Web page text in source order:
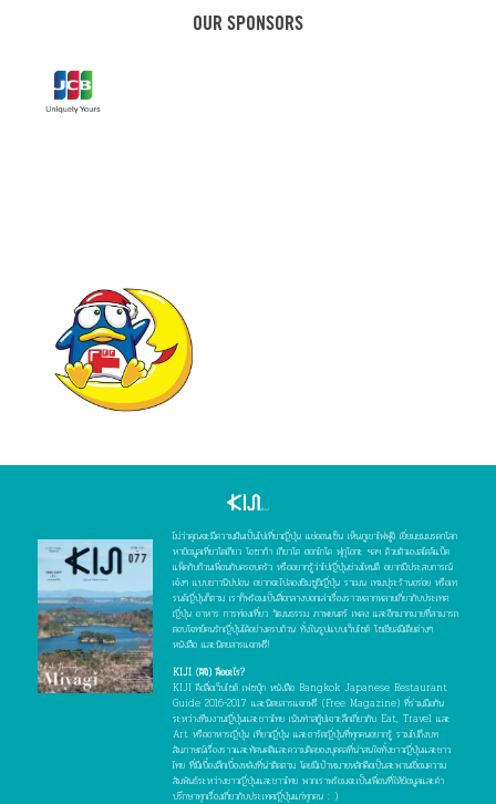
ชิซูโอกะ กรุงโตเกียว
OUR SPONSORS
ไม่ว่าคุณจะมีความฝันเป็นไปเที่ยวญี่ปุ่น แช่ออนเซ็น เห็นภูเขาไฟฟูจิ เยี่ยมชมมรดกโลก
หาข้อมูลเที่ยวโตเกียว โอซาก้า เกียวโต ฮอกไกโด ฟุกุโอกะ ฯลฯ ด้วยตัวเองสไตล์แบ็ค
แพ็คกับก๊วนเพื่อนกับครอบครัว หรืออยากรู้ว่าไปญี่ปุ่นช่วงไหนดี อยากมีประสบการณ์
เจ๋งๆ แบบชาวนิปปอน อยากจะไปลองชิมซูชิญี่ปุ่น ราเมน เทมปุระร้านอร่อย หรือเท
รนด์ญี่ปุ่นก็ตาม เราก็พร้อมเป็นสื่อกลางบอกเล่าเรื่องราวหลากหลายเกี่ยวกับประเทศ
ญี่ปุ่น อาหาร การท่องเที่ยว วัฒนธรรม ภาพยนตร์ เพลง และอีกมากมายที่สามารถ
ตอบโจทย์คนรักญี่ปุ่นได้อย่างครบถ้วน ทั้งในรูปแบบเว็บไซต์ โซเชียลมีเดียต่างๆ
หนังสือ และนิตยสารแจกฟรี!
KIJI (คิจิ) คืออะไร?
KIJI คือสื่อเว็บไซต์ เฟซบุ๊ก หนังสือ Bangkok Japanese Restaurant
Guide 2016-2017 และนิตยสารแจกฟรี (Free Magazine) ที่ร่วมมือกัน
ระหว่างทีมงานญี่ปุ่นและชาวไทย เน้นทำสกู๊ปเจาะลึกเกี่ยวกับ Eat, Travel และ
Art หรืออาหารญี่ปุ่น เที่ยวญี่ปุ่น และอาร์ตญี่ปุ่นที่ทุกคนอยากรู้ รวมไปถึงบท
สัมภาษณ์เรื่องราวและทัศนคติและความคิดของบุคคลที่น่าสนใจทั้งชาวญี่ปุ่นและชาว
ไทย ที่มีเบื้องลึกเบื้องหลังที่น่าติดตาม โดยมีเป้าหมายหลักคือเป็นสะพานเชื่อมความ
สัมพันธ์ระหว่างชาวญี่ปุ่นและชาวไทย พวกเราพร้อมจะเป็นเพื่อนที่ให้ข้อมูลและคำ
ปรึกษาทุกเรื่องเกี่ยวกับประเทศญี่ปุ่นแก่ทุกคน : )